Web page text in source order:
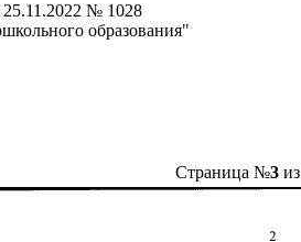
№ 1028
образования"
Страница №3из